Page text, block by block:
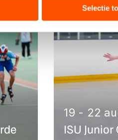
met andere gegevens
kunnen gegevens
geldt volgens de GDPR. Door
cookiebeleid
Selectie
19 - 22
ISU